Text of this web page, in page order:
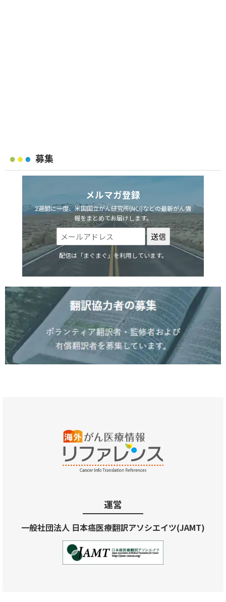
募集
メルマガ登録
2週間に一度、米国国立がん研究所(NCI)などの最新がん情
報をまとめてお届けします。
配信は「まぐまぐ」を利用しています。
運営
一般社団法人 日本癌医療翻訳アソシエイツ(JAMT)